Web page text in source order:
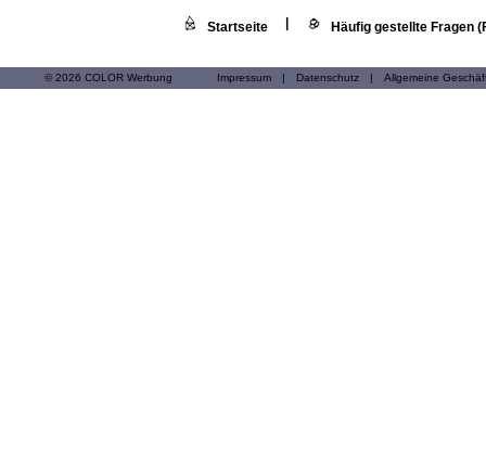
Startseite Häufig gestellte Fragen
© 2026 COLOR Werbung Impressum | Datenschutz | Allgemeine